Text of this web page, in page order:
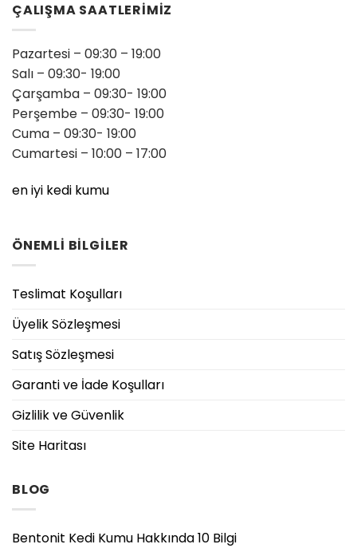
ÇALIŞMA SAATLERİMİZ
Pazartesi – 09:30 – 19:00
Salı – 09:30- 19:00
Çarşamba – 09:30- 19:00
Perşembe – 09:30- 19:00
Cuma – 09:30- 19:00
Cumartesi – 10:00 – 17:00
en iyi kedi kumu
ÖNEMLİ BİLGİLER
Teslimat Koşulları
Üyelik Sözleşmesi
Satış Sözleşmesi
Garanti ve İade Koşulları
Gizlilik ve Güvenlik
Site Haritası
BLOG
Bentonit Kedi Kumu Hakkında 10 Bilgi